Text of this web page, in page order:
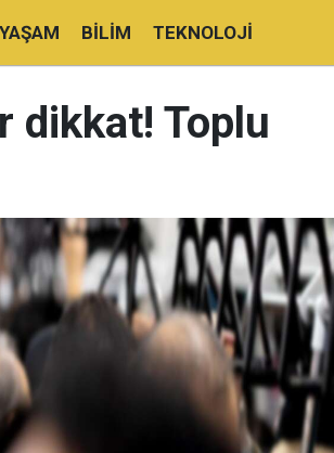
YAŞAM BILIM TEKNOLOJI
dikkat! Toplu